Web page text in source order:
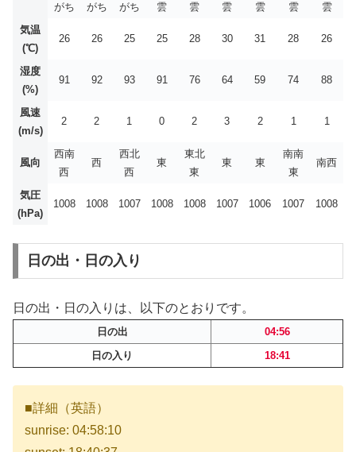
がち
がち
がち
雲
雲
雲
雲
雲
雲
気温
(℃)
26 26 25 25 28 30 31 28 26
湿度
(%)
91 92 93 91 76 64 59 74 88
風速
(m/s)
2 2 1 0 2 3 2 1 1
風向
西南
西
西
西北
西
東
東北
東
東 東
南南
東
南西
気圧
(hPa)
1008 1008 1007 1008 1008 1007 1006 1007 1008
日の出・日の入り
日の出・日の入りは、以下のとおりです。
日の出
04:56
日の入り
18:41
■詳細（英語）
sunrise: 04:58:10